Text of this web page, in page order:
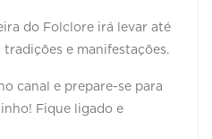
do Folclore irá levar até
e manifestações.
canal e prepare-se para
Fique ligado e